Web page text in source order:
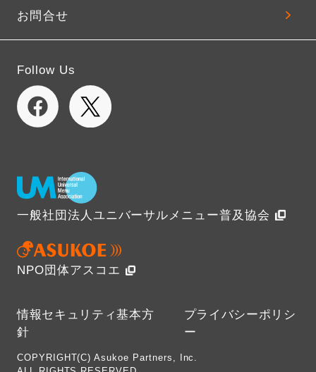
お問合せ
Follow Us
一般社団法人ユニバーサルメニュー普及協会
NPO団体アスコエ
COPYRIGHT(C) Asukoe Partners, Inc.
情報セキュリティ基本方
針
プライバシーポリシ
ー